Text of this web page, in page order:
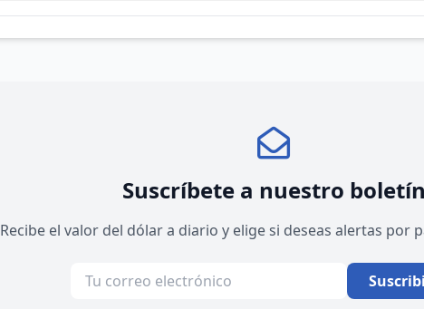
Suscríbete a nuestro boletín
Recibe el valor del dólar a diario y elige si deseas alertas por